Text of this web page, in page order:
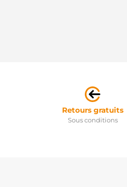
Retours gratuits
Sous conditions